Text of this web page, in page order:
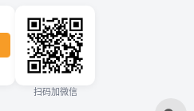
扫码加微信